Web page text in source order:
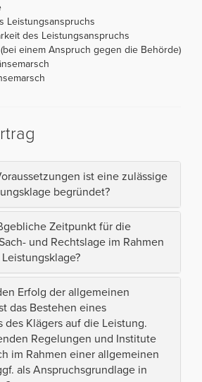
Leistungsanspruchs
des Leistungsanspruchs
einem Anspruch gegen die Behörde)
ist eine zulässige
begründet?
Zeitpunkt für die
und Rechtslage im Rahmen
Erfolg der allgemeinen
das Bestehen eines
des Klägers auf die Leistung.
Regelungen und Institute
im Rahmen einer allgemeinen
als Anspruchsgrundlage in